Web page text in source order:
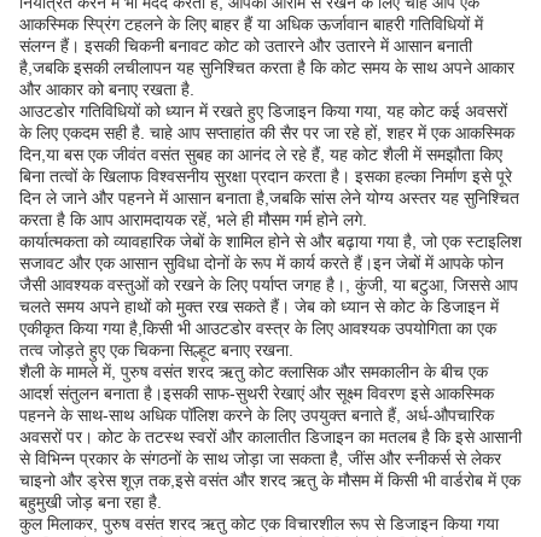
आकस्मिक स्प्रिंग टहलने के लिए बाहर हैं या अधिक ऊर्जावान बाहरी गतिविधियों में
संलग्न हैं। इसकी चिकनी बनावट कोट को उतारने और उतारने में आसान बनाती
है,जबकि इसकी लचीलापन यह सुनिश्चित करता है कि कोट समय के साथ अपने आकार
और आकार को बनाए रखता है.
आउटडोर गतिविधियों को ध्यान में रखते हुए डिजाइन किया गया, यह कोट कई अवसरों
के लिए एकदम सही है. चाहे आप सप्ताहांत की सैर पर जा रहे हों, शहर में एक आकस्मिक
दिन,या बस एक जीवंत वसंत सुबह का आनंद ले रहे हैं, यह कोट शैली में समझौता किए
बिना तत्वों के खिलाफ विश्वसनीय सुरक्षा प्रदान करता है। इसका हल्का निर्माण इसे पूरे
दिन ले जाने और पहनने में आसान बनाता है,जबकि सांस लेने योग्य अस्तर यह सुनिश्चित
करता है कि आप आरामदायक रहें, भले ही मौसम गर्म होने लगे.
कार्यात्मकता को व्यावहारिक जेबों के शामिल होने से और बढ़ाया गया है, जो एक स्टाइलिश
सजावट और एक आसान सुविधा दोनों के रूप में कार्य करते हैं।इन जेबों में आपके फोन
जैसी आवश्यक वस्तुओं को रखने के लिए पर्याप्त जगह है।, कुंजी, या बटुआ, जिससे आप
चलते समय अपने हाथों को मुक्त रख सकते हैं। जेब को ध्यान से कोट के डिजाइन में
एकीकृत किया गया है,किसी भी आउटडोर वस्त्र के लिए आवश्यक उपयोगिता का एक
तत्व जोड़ते हुए एक चिकना सिल्हूट बनाए रखना.
शैली के मामले में, पुरुष वसंत शरद ऋतु कोट क्लासिक और समकालीन के बीच एक
आदर्श संतुलन बनाता है।इसकी साफ-सुथरी रेखाएं और सूक्ष्म विवरण इसे आकस्मिक
पहनने के साथ-साथ अधिक पॉलिश करने के लिए उपयुक्त बनाते हैं, अर्ध-औपचारिक
अवसरों पर। कोट के तटस्थ स्वरों और कालातीत डिजाइन का मतलब है कि इसे आसानी
से विभिन्न प्रकार के संगठनों के साथ जोड़ा जा सकता है, जींस और स्नीकर्स से लेकर
चाइनो और ड्रेस शूज़ तक,इसे वसंत और शरद ऋतु के मौसम में किसी भी वार्डरोब में एक
बहुमुखी जोड़ बना रहा है.
कुल मिलाकर, पुरुष वसंत शरद ऋतु कोट एक विचारशील रूप से डिजाइन किया गया